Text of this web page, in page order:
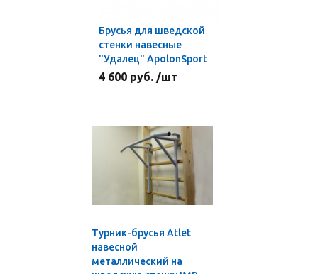
Брусья для шведской
стенки навесные
"Удалец" ApolonSport
4 600 руб. /шт
Турник-брусья Atlet
навесной
металлический на